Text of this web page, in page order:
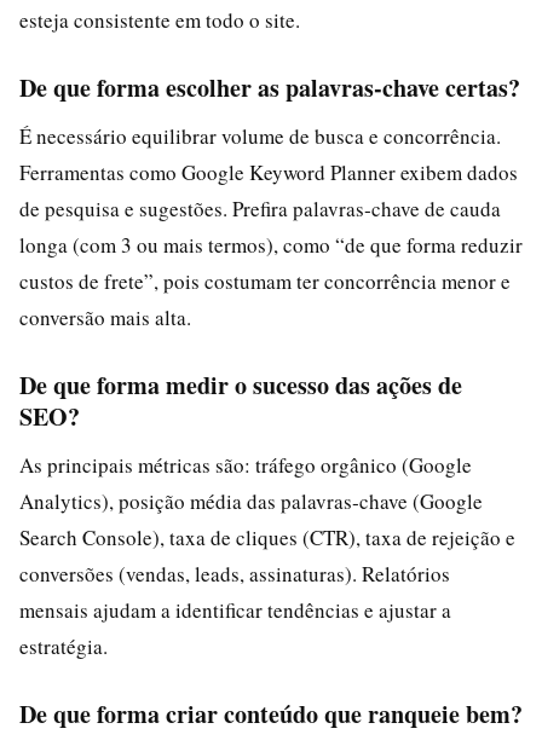
esteja consistente em todo o site.
De que forma escolher as palavras‑chave certas?
É necessário equilibrar volume de busca e concorrência.
Ferramentas como Google Keyword Planner exibem dados
de pesquisa e sugestões. Prefira palavras‑chave de cauda
longa (com 3 ou mais termos), como “de que forma reduzir
custos de frete”, pois costumam ter concorrência menor e
conversão mais alta.
De que forma medir o sucesso das ações de
SEO?
As principais métricas são: tráfego orgânico (Google
Analytics), posição média das palavras‑chave (Google
Search Console), taxa de cliques (CTR), taxa de rejeição e
conversões (vendas, leads, assinaturas). Relatórios
mensais ajudam a identificar tendências e ajustar a
estratégia.
De que forma criar conteúdo que ranqueie bem?